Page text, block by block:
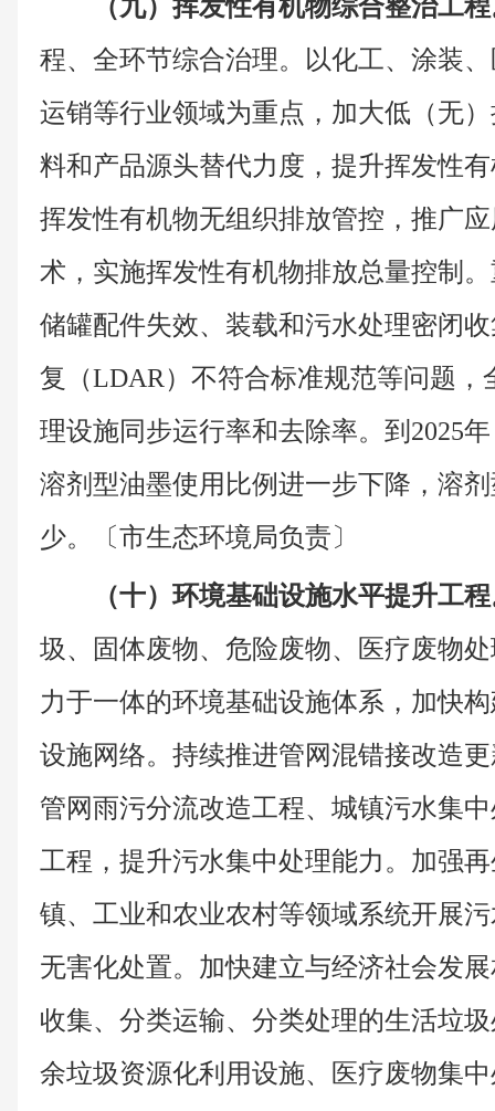
（九）挥发性有机物综合整治工
程、全环节综合治理。以化工、涂装
运销等行业领域为重点，加大低（无
料和产品源头替代力度，提升挥发性
挥发性有机物无组织排放管控，推广
术，实施挥发性有机物排放总量控制
储罐配件失效、装载和污水处理密闭
复（LDAR）不符合标准规范等问题，
理设施同步运行率和去除率。到2025
溶剂型油墨使用比例进一步下降，溶
少。〔市生态环境局负责〕
（十）环境基础设施水平提升工
圾、固体废物、危险废物、医疗废物
力于一体的环境基础设施体系，加快
设施网络。持续推进管网混错接改造
管网雨污分流改造工程、城镇污水集
工程，提升污水集中处理能力。加强
镇、工业和农业农村等领域系统开展
无害化处置。加快建立与经济社会发
收集、分类运输、分类处理的生活垃
余垃圾资源化利用设施、医疗废物集